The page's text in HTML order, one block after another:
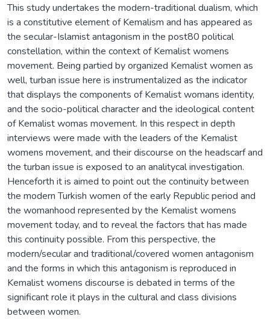
This study undertakes the modern-traditional dualism, which
is a constitutive element of Kemalism and has appeared as
the secular-Islamist antagonism in the post80 political
constellation, within the context of Kemalist womens
movement. Being partied by organized Kemalist women as
well, turban issue here is instrumentalized as the indicator
that displays the components of Kemalist womans identity,
and the socio-political character and the ideological content
of Kemalist womas movement. In this respect in depth
interviews were made with the leaders of the Kemalist
womens movement, and their discourse on the headscarf and
the turban issue is exposed to an analitycal investigation.
Henceforth it is aimed to point out the continuity between
the modern Turkish women of the early Republic period and
the womanhood represented by the Kemalist womens
movement today, and to reveal the factors that has made
this continuity possible. From this perspective, the
modern/secular and traditional/covered women antagonism
and the forms in which this antagonism is reproduced in
Kemalist womens discourse is debated in terms of the
significant role it plays in the cultural and class divisions
between women.